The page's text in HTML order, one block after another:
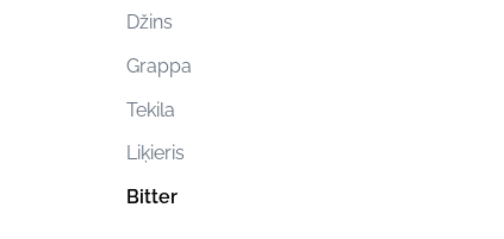
Džins
Grappa
Tekila
Liķieris
Bitter